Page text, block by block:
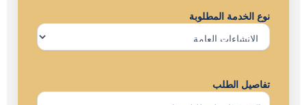
نوع الخدمة المطلوبة
تفاصيل الطلب